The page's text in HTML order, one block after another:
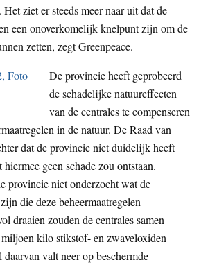
ziet er steeds meer naar uit dat de
een onoverkomelijk knelpunt zijn om de
zetten, zegt Greenpeace.
De provincie heeft geprobeerd
de schadelijke natuureffecten
van de centrales te compenseren
in de natuur. De Raad van
dat de provincie niet duidelijk heeft
geen schade zou ontstaan.
provincie niet onderzocht wat de
die deze beheermaatregelen
draaien zouden de centrales samen
kilo stikstof- en zwaveloxiden
daarvan valt neer op beschermde